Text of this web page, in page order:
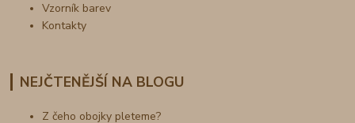
Vzorník barev
Kontakty
NEJČTENĚJŠÍ NA BLOGU
Z čeho obojky pleteme?